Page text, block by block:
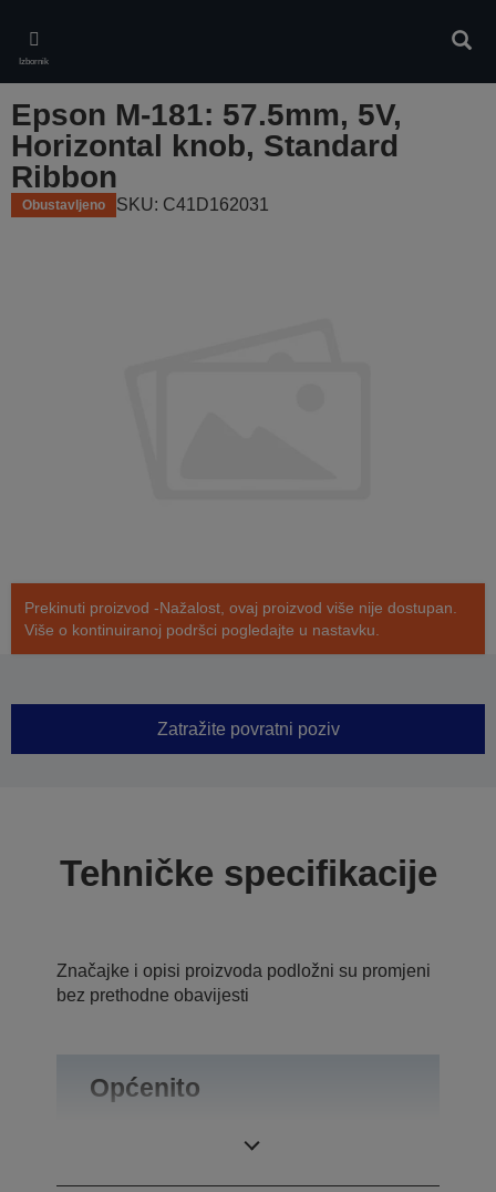
main
content
Izbornik
Epson M-181: 57.5mm, 5V,
Horizontal knob, Standard
Ribbon
Obustavljeno SKU: C41D162031
Prekinuti proizvod -Nažalost, ovaj proizvod više nije dostupan.
Više o kontinuiranoj podršci pogledajte u nastavku.
Zatražite povratni poziv
Tehničke specifikacije
Značajke i opisi proizvoda podložni su promjeni
bez prethodne obavijesti
Općenito